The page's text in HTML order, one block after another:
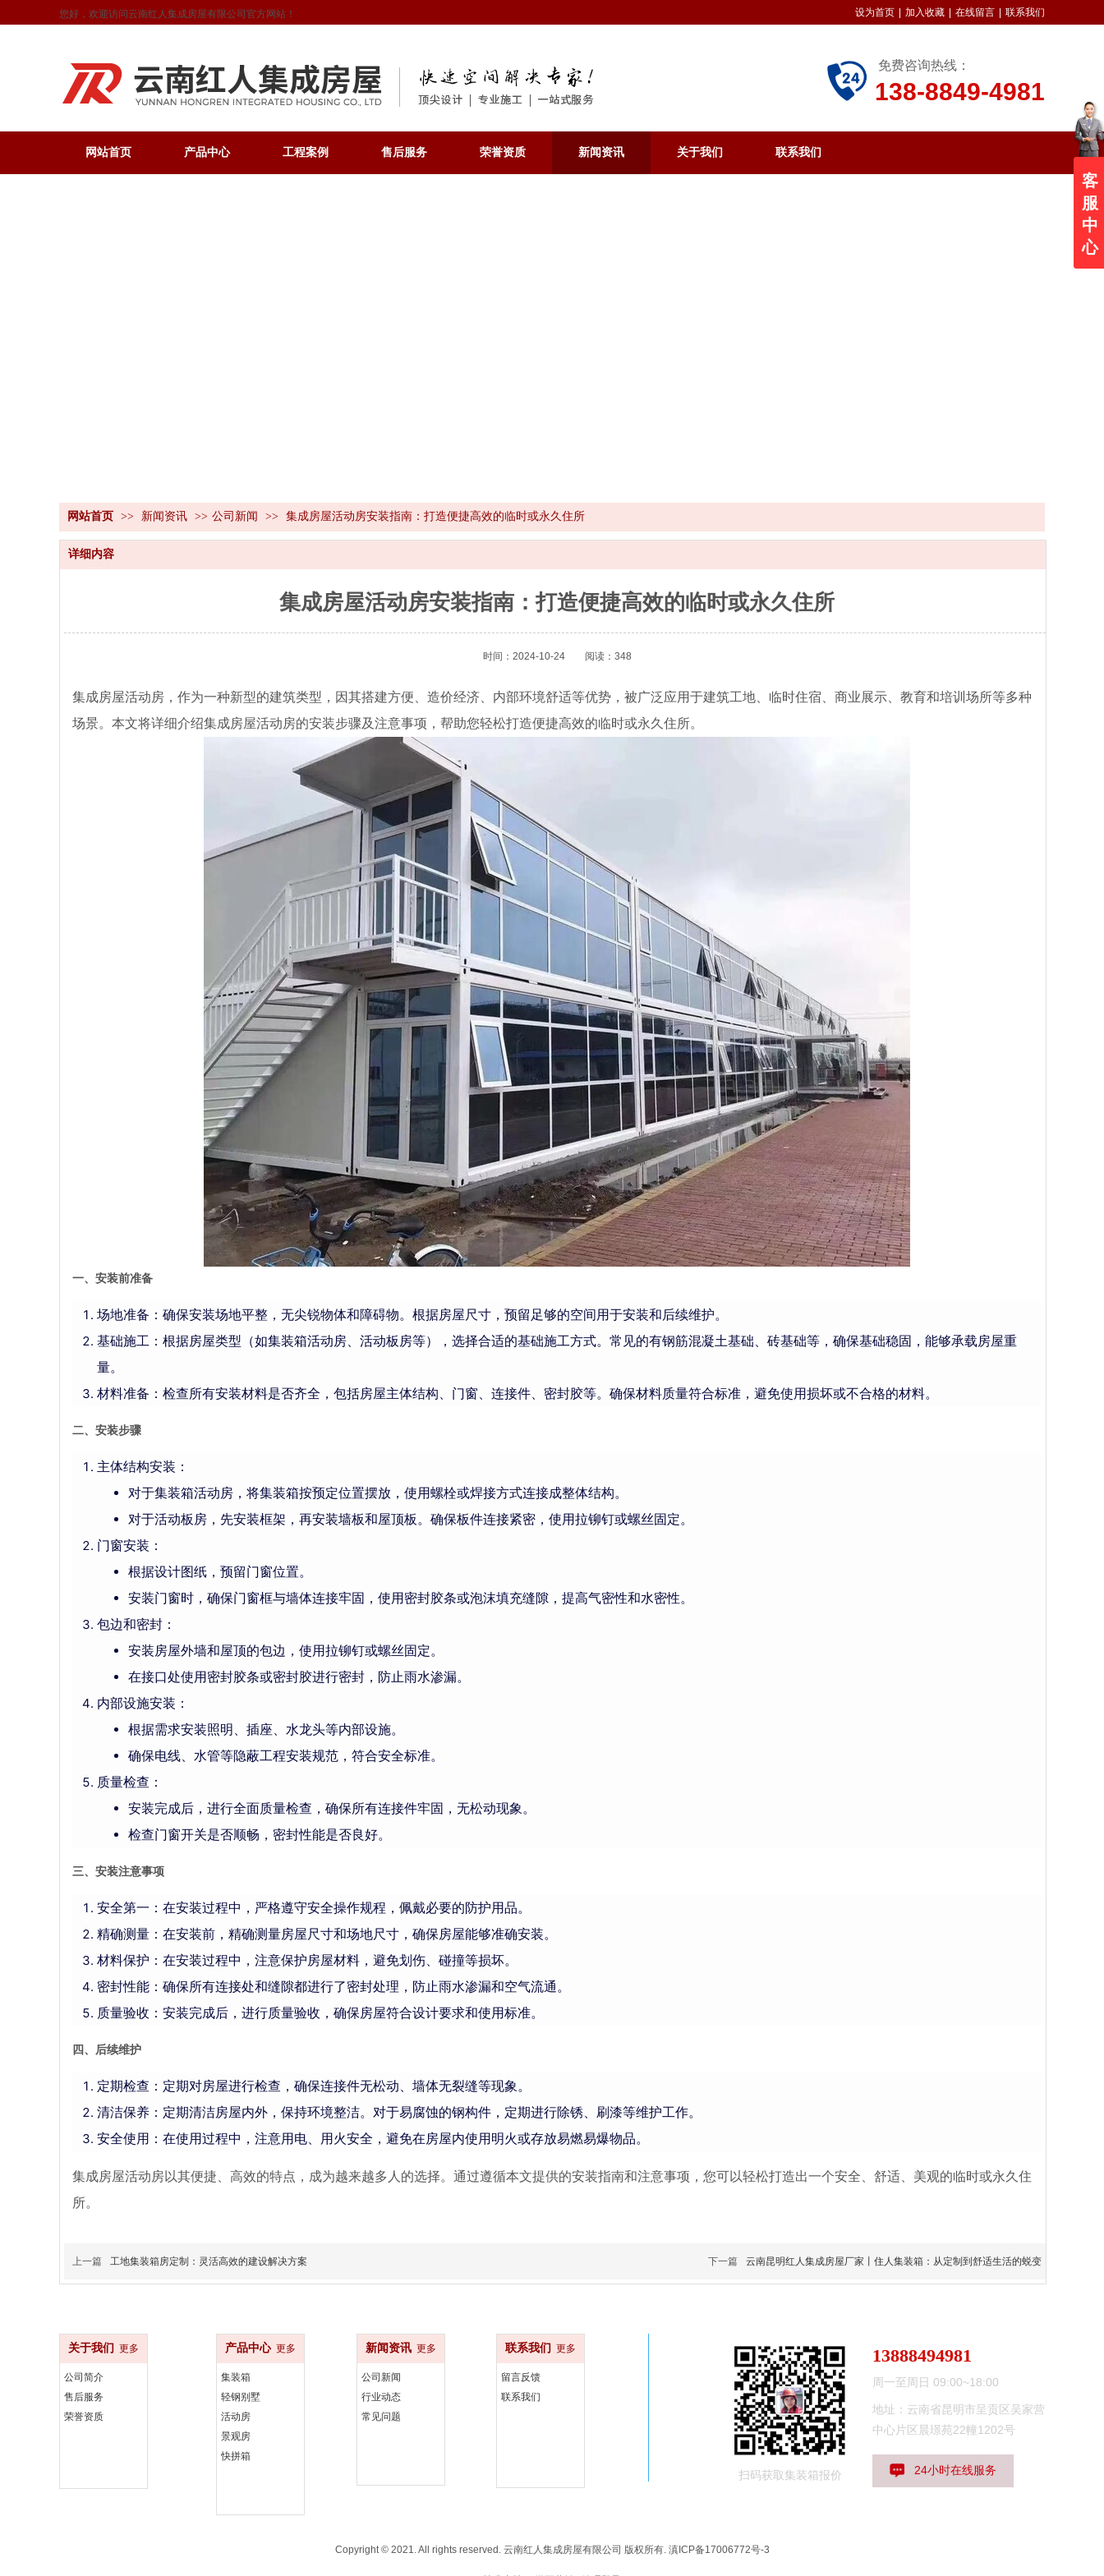
138-8849-4981
您好，欢迎访问云南红人集成房屋有限公司官方网站！
免费咨询热线：
设为首页 加入收藏 在线留言 联系我们
网站首页 产品中心 工程案例 售后服务 荣誉资质 新闻资讯 关于我们 联系我们
网站首页 >> 新闻资讯 >> 公司新闻 >> 集成房屋活动房安装指南：打造便捷高效的临时或永久住所
详细内容
集成房屋活动房安装指南：打造便捷高效的临时或永久住所
时间：2024-10-24 阅读：348
集成房屋活动房，作为一种新型的建筑类型，因其搭建方便、造价经济、内部环境舒适等优势，被广泛应用于建筑工地、临时住宿、商业展示、教育和培训场所等多种
场景。本文将详细介绍集成房屋活动房的安装步骤及注意事项，帮助您轻松打造便捷高效的临时或永久住所。
一、安装前准备
场地准备：确保安装场地平整，无尖锐物体和障碍物。根据房屋尺寸，预留足够的空间用于安装和后续维护。
基础施工：根据房屋类型（如集装箱活动房、活动板房等），选择合适的基础施工方式。常见的有钢筋混凝土基础、砖基础等，确保基础稳固，能够承载房屋重
量。
材料准备：检查所有安装材料是否齐全，包括房屋主体结构、门窗、连接件、密封胶等。确保材料质量符合标准，避免使用损坏或不合格的材料。
二、安装步骤
主体结构安装：
对于集装箱活动房，将集装箱按预定位置摆放，使用螺栓或焊接方式连接成整体结构。
对于活动板房，先安装框架，再安装墙板和屋顶板。确保板件连接紧密，使用拉铆钉或螺丝固定。
门窗安装：
根据设计图纸，预留门窗位置。
安装门窗时，确保门窗框与墙体连接牢固，使用密封胶条或泡沫填充缝隙，提高气密性和水密性。
包边和密封：
安装房屋外墙和屋顶的包边，使用拉铆钉或螺丝固定。
在接口处使用密封胶条或密封胶进行密封，防止雨水渗漏。
内部设施安装：
根据需求安装照明、插座、水龙头等内部设施。
确保电线、水管等隐蔽工程安装规范，符合安全标准。
质量检查：
安装完成后，进行全面质量检查，确保所有连接件牢固，无松动现象。
检查门窗开关是否顺畅，密封性能是否良好。
三、安装注意事项
安全第一：在安装过程中，严格遵守安全操作规程，佩戴必要的防护用品。
精确测量：在安装前，精确测量房屋尺寸和场地尺寸，确保房屋能够准确安装。
材料保护：在安装过程中，注意保护房屋材料，避免划伤、碰撞等损坏。
密封性能：确保所有连接处和缝隙都进行了密封处理，防止雨水渗漏和空气流通。
质量验收：安装完成后，进行质量验收，确保房屋符合设计要求和使用标准。
四、后续维护
定期检查：定期对房屋进行检查，确保连接件无松动、墙体无裂缝等现象。
清洁保养：定期清洁房屋内外，保持环境整洁。对于易腐蚀的钢构件，定期进行除锈、刷漆等维护工作。
安全使用：在使用过程中，注意用电、用火安全，避免在房屋内使用明火或存放易燃易爆物品。
集成房屋活动房以其便捷、高效的特点，成为越来越多人的选择。通过遵循本文提供的安装指南和注意事项，您可以轻松打造出一个安全、舒适、美观的临时或永久住
所。
上一篇 工地集装箱房定制：灵活高效的建设解决方案 下一篇 云南昆明红人集成房屋厂家丨住人集装箱：从定制到舒适生活的蜕变
24小时在线服务
关于我们 更多
公司简介
售后服务
荣誉资质
产品中心 更多
集装箱
轻钢别墅
活动房
景观房
快拼箱
新闻资讯 更多
公司新闻
行业动态
常见问题
联系我们 更多
留言反馈
联系我们
扫码获取集装箱报价
13888494981
周一至周日 09:00~18:00
地址：云南省昆明市呈贡区吴家营
中心片区晨璟苑22幢1202号
Copyright © 2021. All rights reserved. 云南红人集成房屋有限公司 版权所有. 滇ICP备17006772号-3
客
服
中
心